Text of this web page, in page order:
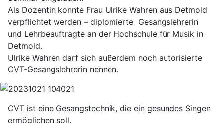
Als Dozentin konnte Frau Ulrike Wahren aus Detmold
verpflichtet werden – diplomierte Gesangslehrerin
und Lehrbeauftragte an der Hochschule für Musik in
Detmold.
Ulrike Wahren darf sich außerdem noch autorisierte
CVT-Gesangslehrerin nennen.
CVT ist eine Gesangstechnik, die ein gesundes Singen
ermöglichen soll.